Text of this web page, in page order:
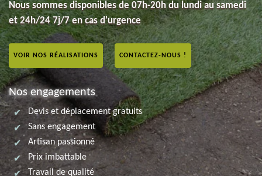
Nous sommes disponibles de 07h-20h du lundi au samedi
et 24h/24 7j/7 en cas d'urgence
VOIR NOS RÉALISATIONS CONTACTEZ-NOUS !
Nos engagements
Devis et déplacement gratuits
Sans engagement
Artisan passionné
Prix imbattable
Travail de qualité